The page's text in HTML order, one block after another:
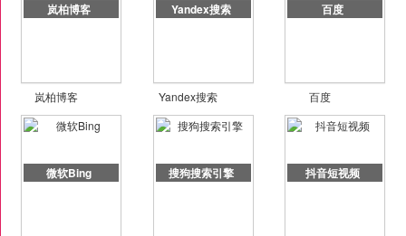
岚柏博客
岚柏博客
Yandex搜索
Yandex搜索
百度
百度
微软Bing 搜狗搜索引擎 抖音短视频